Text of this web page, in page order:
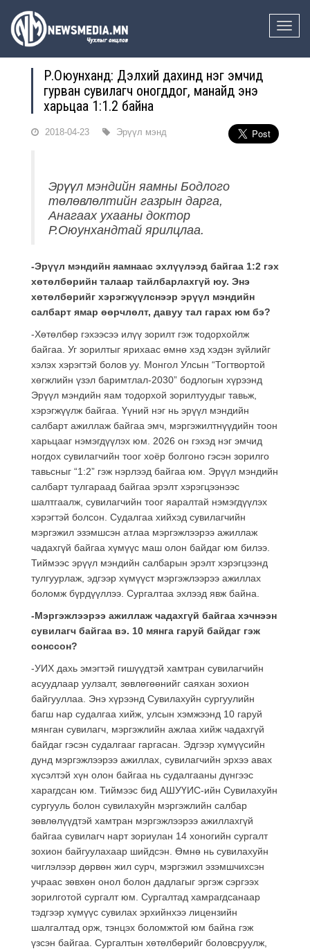
Toggle
Р.Оюунханд: Дэлхий дахинд нэг эмчид
гурван сувилагч оногддог, манайд энэ
харьцаа 1:1.2 байна
2018-04-23 Эрүүл мэнд
Эрүүл мэндийн яамны Бодлого
төлөвлөлтийн газрын дарга,
Анагаах ухааны доктор
Р.Оюунхандтай ярилцлаа.
-Эрүүл мэндийн яамнаас эхлүүлээд байгаа 1:2 гэх
хөтөлбөрийн талаар тайлбарлахгүй юу. Энэ
хөтөлбөрийг хэрэгжүүлснээр эрүүл мэндийн
салбарт ямар өөрчлөлт, давуу тал гарах юм бэ?
-Хөтөлбөр гэхээсээ илүү зорилт гэж тодорхойлж
байгаа. Уг зорилтыг ярихаас өмнө хэд хэдэн зүйлийг
хэлэх хэрэгтэй болов уу. Монгол Улсын “Тогтвортой
хөгжлийн үзэл баримтлал-2030” бодлогын хүрээнд
Эрүүл мэндийн яам тодорхой зорилтуудыг тавьж,
хэрэгжүүлж байгаа. Үүний нэг нь эрүүл мэндийн
салбарт ажиллаж байгаа эмч, мэргэжилтнүүдийн тоон
харьцааг нэмэгдүүлэх юм. 2026 он гэхэд нэг эмчид
ногдох сувилагчийн тоог хоёр болгоно гэсэн зорилго
тавьсныг “1:2” гэж нэрлээд байгаа юм. Эрүүл мэндийн
салбарт тулгараад байгаа эрэлт хэрэгцээнээс
шалтгаалж, сувилагчийн тоог яаралтай нэмэгдүүлэх
хэрэгтэй болсон. Судалгаа хийхэд сувилагчийн
мэргэжил эзэмшсэн атлаа мэргэжлээрээ ажиллаж
чадахгүй байгаа хүмүүс маш олон байдаг юм билээ.
Тиймээс эрүүл мэндийн салбарын эрэлт хэрэгцээнд
тулгуурлаж, эдгээр хүмүүст мэргэжлээрээ ажиллах
боломж бүрдүүллээ. Сургалтаа эхлээд явж байна.
-Мэргэжлээрээ ажиллаж чадахгүй байгаа хэчнээн
сувилагч байгаа вэ. 10 мянга гаруй байдаг гэж
сонссон?
-УИХ дахь эмэгтэй гишүүдтэй хамтран сувилагчийн
асуудлаар уулзалт, зөвлөгөөнийг саяхан зохион
байгууллаа. Энэ хүрээнд Сувилахуйн сургуулийн
багш нар судалгаа хийж, улсын хэмжээнд 10 гаруй
мянган сувилагч, мэргэжлийн ажлаа хийж чадахгүй
байдаг гэсэн судалгааг гаргасан. Эдгээр хүмүүсийн
дунд мэргэжлээрээ ажиллах, сувилагчийн эрхээ авах
хүсэлтэй хүн олон байгаа нь судалгааны дүнгээс
харагдсан юм. Тиймээс бид АШУҮИС-ийн Сувилахуйн
сургууль болон сувилахуйн мэргэжлийн салбар
зөвлөлүүдтэй хамтран мэргэжлээрээ ажиллахгүй
байгаа сувилагч нарт зориулан 14 хоногийн сургалт
зохион байгуулахаар шийдсэн. Өмнө нь сувилахуйн
чиглэлээр дөрвөн жил сурч, мэргэжил эзэмшчихсэн
учраас зөвхөн онол болон дадлагыг эргэж сэргээх
зорилготой сургалт юм. Сургалтад хамрагдсанаар
тэдгээр хүмүүс сувилах эрхийнхээ лицензийн
шалгалтад орж, тэнцэх боломжтой юм байна гэж
үзсэн байгаа. Сургалтын хөтөлбөрийг боловсруулж,